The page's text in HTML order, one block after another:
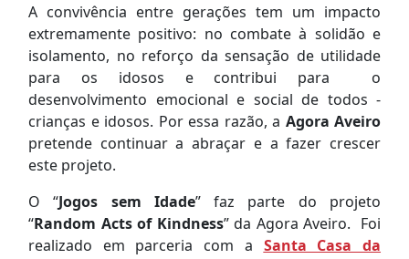
A convivência entre gerações tem um impacto
extremamente positivo: no combate à solidão e
isolamento, no reforço da sensação de utilidade
para os idosos e contribui para o
desenvolvimento emocional e social de todos -
crianças e idosos. Por essa razão, a Agora Aveiro
pretende continuar a abraçar e a fazer crescer
este projeto.
O “Jogos sem Idade” faz parte do projeto
“Random Acts of Kindness” da Agora Aveiro. Foi
realizado em parceria com a Santa Casa da